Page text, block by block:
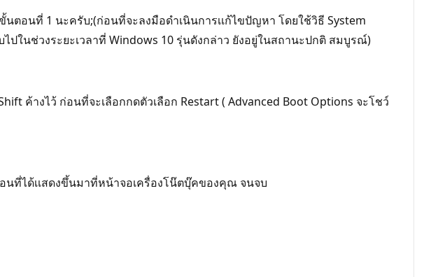
ตอนที่ 1 นะครับ;(ก่อนที่จะลงมือดำเนินการเเก้ไขปัญหา โดยใช้วิธี System
ในช่วงระยะเวลาที่ Windows 10 รุ่นดังกล่าว ยังอยู่ในสถานะปกติ สมบูรณ์)
ค้างไว้ ก่อนที่จะเลือกกดตัวเลือก Restart ( Advanced Boot Options จะโชว์
นที่ได้เเสดงขึ้นมาที่หน้าจอเครื่องโน๊ตบุ๊คของคุณ จนจบ